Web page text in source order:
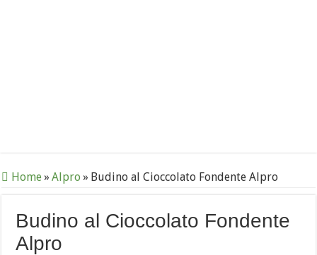
Home» Alpro » Budino al Cioccolato Fondente Alpro
Budino al Cioccolato Fondente
Alpro